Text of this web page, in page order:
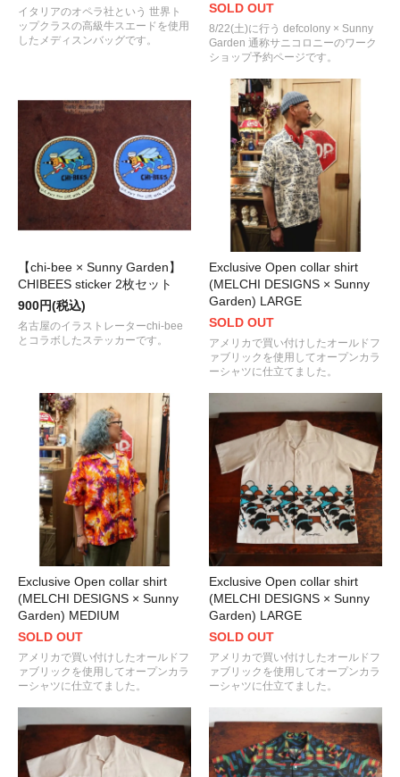
イタリアのオペラ社という 世界ト
ップクラスの高級牛スエードを使用
したメディスンバッグです。
SOLD OUT
8/22(土)に行う defcolony × Sunny
Garden 通称サニコロニーのワーク
ショップ予約ページです。
【chi-bee × Sunny Garden】
CHIBEES sticker 2枚セット
900円(税込)
名古屋のイラストレーターchi-bee
とコラボしたステッカーです。
Exclusive Open collar shirt
(MELCHI DESIGNS × Sunny
Garden) LARGE
SOLD OUT
アメリカで買い付けしたオールドフ
ァブリックを使用してオープンカラ
ーシャツに仕立てました。
Exclusive Open collar shirt
(MELCHI DESIGNS × Sunny
Garden) MEDIUM
SOLD OUT
アメリカで買い付けしたオールドフ
ァブリックを使用してオープンカラ
ーシャツに仕立てました。
Exclusive Open collar shirt
(MELCHI DESIGNS × Sunny
Garden) LARGE
SOLD OUT
アメリカで買い付けしたオールドフ
ァブリックを使用してオープンカラ
ーシャツに仕立てました。